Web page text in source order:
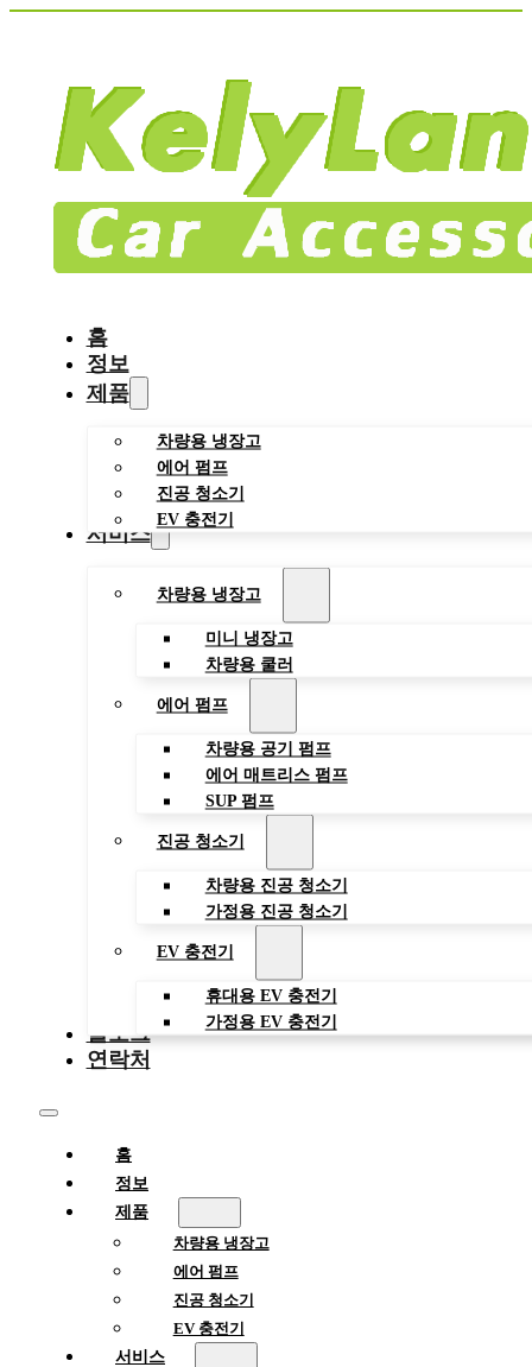
홈
정보
제품
차량용 냉장고
에어 펌프
진공 청소기
EV 충전기
서비스
차량용 냉장고
미니 냉장고
차량용 쿨러
에어 펌프
차량용 공기 펌프
에어 매트리스 펌프
SUP 펌프
진공 청소기
차량용 진공 청소기
가정용 진공 청소기
EV 충전기
휴대용 EV 충전기
가정용 EV 충전기
블로그
연락처
홈
정보
제품
차량용 냉장고
에어 펌프
진공 청소기
EV 충전기
서비스